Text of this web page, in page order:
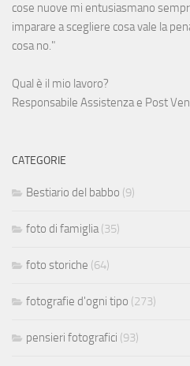
cose nuove mi entusiasmano
imparare a scegliere cosa vale la
cosa no."
Qual è il mio lavoro?
Responsabile Assistenza e Post
CATEGORIE
Bestiario del babbo (9)
foto di famiglia(35)
foto storiche (64)
fotografie d'ogni tipo (273)
pensieri fotografici (93)